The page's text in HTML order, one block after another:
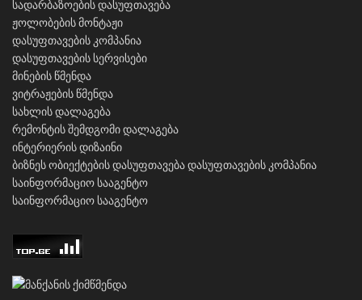
სადარბაზოების დასუფთავება
ჟოლობების მონტაჟი
დასუფთავების კომპანია
დასუფთავების სერვისები
მინების წმენდა
ვიტრაჟების წმენდა
სახლის დალაგება
რემონტის შემდგომი დალაგება
ინტერიერის დიზაინი
ბიზნეს ობიექტების დასუფთავებადასუფთავების კომპანია
საინფორმაციო სააგენტო
საინფორმაციო სააგენტო